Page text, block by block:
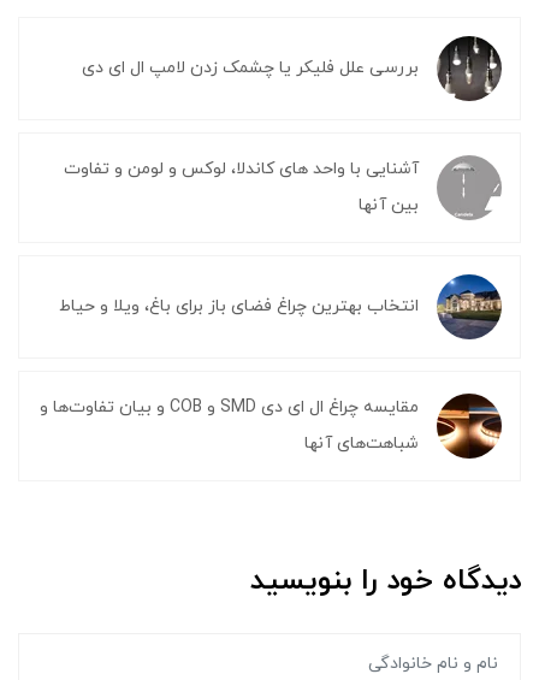
بررسی علل فلیکر یا چشمک زدن لامپ ال ای دی
آشنایی با واحد های کاندلا، لوکس و لومن و تفاوت
بین آنها
انتخاب بهترین چراغ فضای باز برای باغ، ویلا و حیاط
مقایسه چراغ ال ای دی SMD و COB و بیان تفاوت‌ها و
شباهت‌های آنها
دیدگاه خود را بنویسید